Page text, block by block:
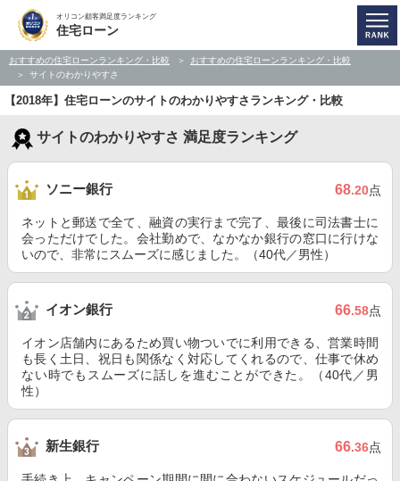
オリコン顧客満足度ランキング
住宅ローン
おすすめの住宅ローンランキング・比較
おすすめの住宅ローンランキング・比較
サイトのわかりやすさ
【2018年】住宅ローンのサイトのわかりやすさランキング・比較
サイトのわかりやすさ 満足度ランキング
ソニー銀行 68.20点
ネットと郵送で全て、融資の実行まで完了、最後に司法書士に
会っただけでした。会社勤めで、なかなか銀行の窓口に行けな
いので、非常にスムーズに感じました。（40代／男性）
イオン銀行 66.58点
イオン店舗内にあるため買い物ついでに利用できる、営業時間
も長く土日、祝日も関係なく対応してくれるので、仕事で休め
ない時でもスムーズに話しを進むことができた。（40代／男
性）
新生銀行 66.36点